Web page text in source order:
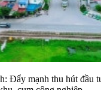
Đẩy mạnh thu hút đầu